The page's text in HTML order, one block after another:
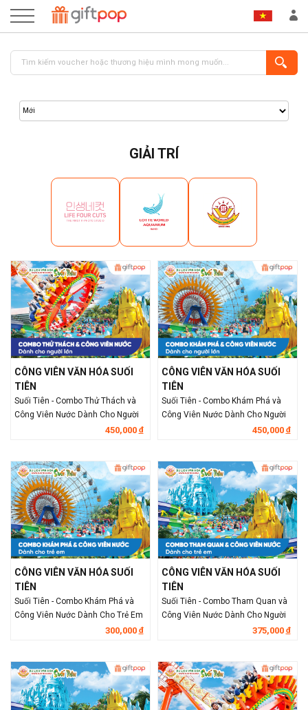
ĐĂNG KÝ
GIẢI TRÍ
CÔNG VIÊN VĂN HÓA SUỐI
TIÊN
Suối Tiên - Combo Thử Thách và
Công Viên Nước Dành Cho Người
450,000 đ
CÔNG VIÊN VĂN HÓA SUỐI
TIÊN
Suối Tiên - Combo Khám Phá và
Công Viên Nước Dành Cho Người
450,000 đ
CÔNG VIÊN VĂN HÓA SUỐI
TIÊN
Suối Tiên - Combo Khám Phá và
Công Viên Nước Dành Cho Trẻ Em
300,000 đ
CÔNG VIÊN VĂN HÓA SUỐI
TIÊN
Suối Tiên - Combo Tham Quan và
Công Viên Nước Dành Cho Người
375,000 đ